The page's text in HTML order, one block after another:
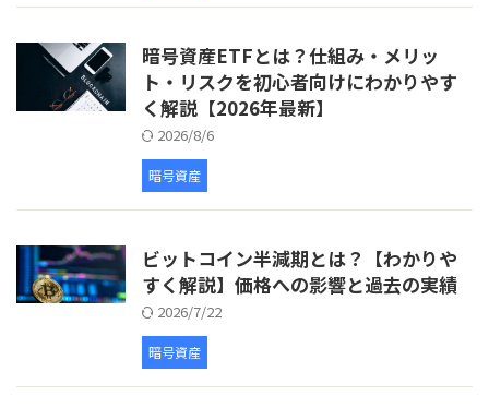
暗号資産ETFとは？仕組み・メリッ
ト・リスクを初心者向けにわかりやす
く解説【2026年最新】
2026/8/6
暗号資産
ビットコイン半減期とは？【わかりや
すく解説】価格への影響と過去の実績
2026/7/22
暗号資産